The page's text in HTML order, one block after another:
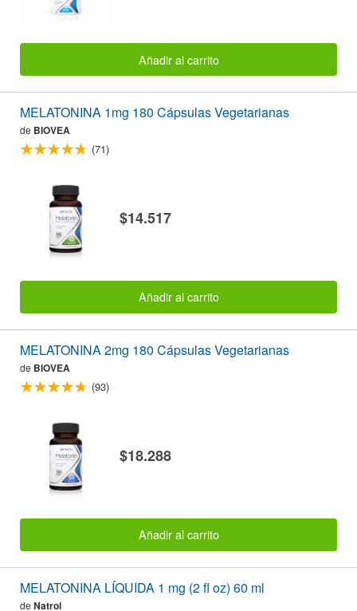
Añadir al carrito
MELATONINA 1mg 180 Cápsulas Vegetarianas
de BIOVEA
(71)
$14.517
Añadir al carrito
MELATONINA 2mg 180 Cápsulas Vegetarianas
de BIOVEA
(93)
$18.288
Añadir al carrito
MELATONINA LÍQUIDA 1 mg (2 fl oz) 60 ml
de Natrol